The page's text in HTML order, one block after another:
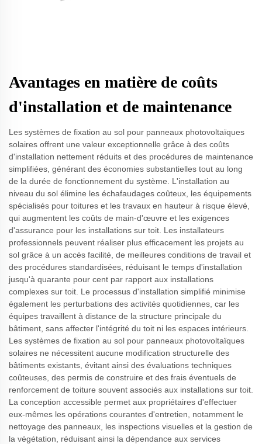
Avantages en matière de coûts
d'installation et de maintenance
Les systèmes de fixation au sol pour panneaux photovoltaïques
solaires offrent une valeur exceptionnelle grâce à des coûts
d'installation nettement réduits et des procédures de maintenance
simplifiées, générant des économies substantielles tout au long
de la durée de fonctionnement du système. L'installation au
niveau du sol élimine les échafaudages coûteux, les équipements
spécialisés pour toitures et les travaux en hauteur à risque élevé,
qui augmentent les coûts de main-d'œuvre et les exigences
d'assurance pour les installations sur toit. Les installateurs
professionnels peuvent réaliser plus efficacement les projets au
sol grâce à un accès facilité, de meilleures conditions de travail et
des procédures standardisées, réduisant le temps d'installation
jusqu'à quarante pour cent par rapport aux installations
complexes sur toit. Le processus d'installation simplifié minimise
également les perturbations des activités quotidiennes, car les
équipes travaillent à distance de la structure principale du
bâtiment, sans affecter l'intégrité du toit ni les espaces intérieurs.
Les systèmes de fixation au sol pour panneaux photovoltaïques
solaires ne nécessitent aucune modification structurelle des
bâtiments existants, évitant ainsi des évaluations techniques
coûteuses, des permis de construire et des frais éventuels de
renforcement de toiture souvent associés aux installations sur toit.
La conception accessible permet aux propriétaires d'effectuer
eux-mêmes les opérations courantes d'entretien, notamment le
nettoyage des panneaux, les inspections visuelles et la gestion de
la végétation, réduisant ainsi la dépendance aux services